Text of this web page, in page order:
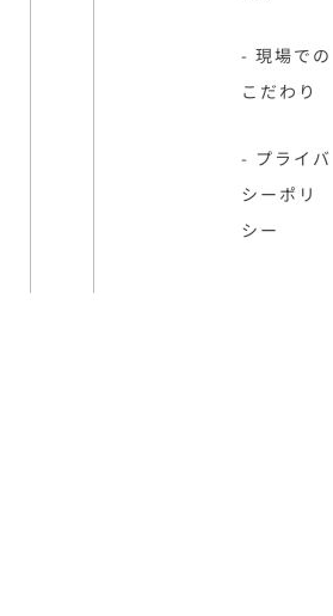
- 現場での
こだわり
- プライバ
シーポリ
シー